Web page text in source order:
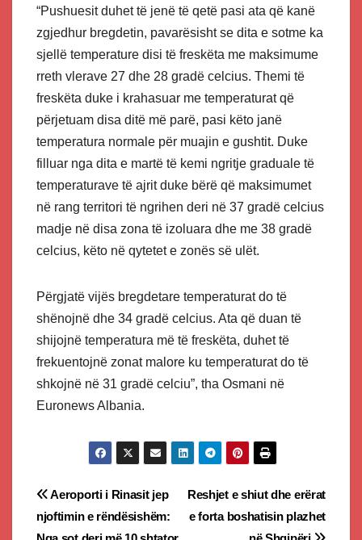
“Pushuesit duhet të jenë të qetë pasi ata që kanë
zgjedhur bregdetin, pavarësisht se dita e sotme ka
sjellë temperature disi të freskëta me maksimume
rreth vlerave 27 dhe 28 gradë celcius. Themi të
freskëta duke i krahasuar me temperaturat që
përjetuam disa ditë më parë, pasi këto janë
temperatura normale për muajin e gushtit. Duke
filluar nga dita e martë të kemi ngritje graduale të
temperaturave të ajrit duke bërë që maksimumet
në rang territori të ngrihen deri në 37 gradë celcius
madje në disa zona të izoluara dhe me 38 gradë
celcius, këto në qytetet e zonës së ulët.
Përgjatë vijës bregdetare temperaturat do të
shënojnë dhe 34 gradë celcius. Ata që duan të
shijojnë temperatura më të freskëta, duhet të
frekuentojnë zonat malore ku temperaturat do të
shkojnë në 31 gradë celciu”, tha Osmani në
Euronews Albania.
Post
navigation
Reshjet e shiut dhe erërat
e forta boshatisin plazhet
Aeroporti i Rinasit jep
njoftimin e rëndësishëm: